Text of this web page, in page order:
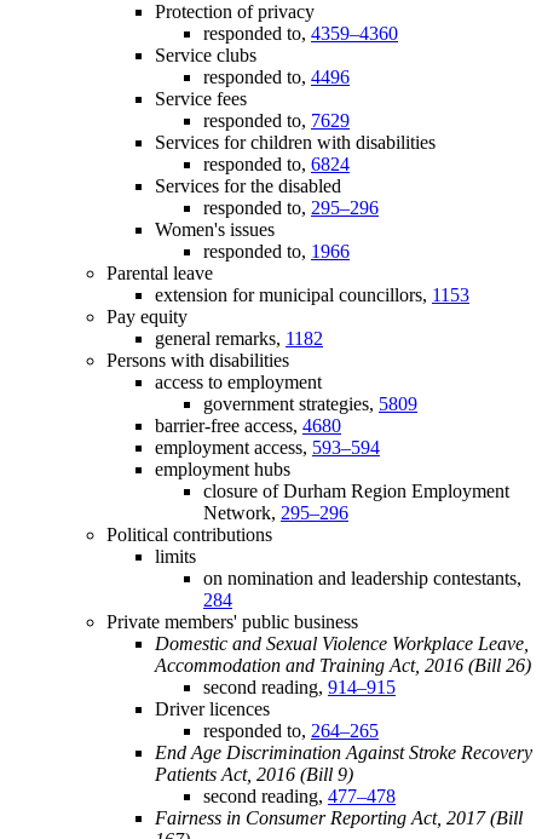
Protection of privacy
responded to, 4359–4360
Service clubs
responded to, 4496
Service fees
responded to, 7629
Services for children with disabilities
responded to, 6824
Services for the disabled
responded to, 295–296
Women's issues
responded to, 1966
Parental leave
extension for municipal councillors, 1153
Pay equity
general remarks, 1182
Persons with disabilities
access to employment
government strategies, 5809
barrier-free access, 4680
employment access, 593–594
employment hubs
closure of Durham Region Employment
Network, 295–296
Political contributions
limits
on nomination and leadership contestants,
284
Private members' public business
Domestic and Sexual Violence Workplace Leave,
Accommodation and Training Act, 2016 (Bill 26)
second reading, 914–915
Driver licences
responded to, 264–265
End Age Discrimination Against Stroke Recovery
Patients Act, 2016 (Bill 9)
second reading, 477–478
Fairness in Consumer Reporting Act, 2017 (Bill